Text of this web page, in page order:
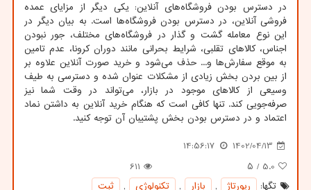
در دسترس بودن فروشگاه‌های آنلاین: یکی دیگر از مزایای عمده
فروشی آنلاین، در دسترس بودن فروشگاه‌ها است. به بیان دیگر در
این نوع معامله گشت و گذار در فروشگاه‌های مختلف، جور نبودن
اجناس، کالاهای تقلبی، شرایط بحرانی مانند دوران کرونا، عدم تامین
به موقع سفارش‌ها و... حذف می‌شود و خرید صورت آنلاین علاوه بر
از بین بردن بخش زیادی از مشکلات عنوان شده و دسترسی به طیف
وسیعی از کالاهای موجود در بازار، می‌تواند در وقت شما نیز
صرفه‌جویی کند. تنها کافی است که هنگام خرید آنلاین به داشتن نماد
اعتماد و در دسترس بودن بخش پشتیبان آن توجه کنید.
1402/04/13
14:56:17
5.0 / ۵
611
تگها:
رپورتاژ , بازار , تكنولوژی ,
ثبت